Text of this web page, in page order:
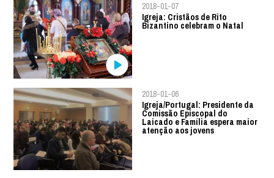
2018-01-07
Igreja: Cristãos de Rito
Bizantino celebram o Natal
2018-01-06
Igreja/Portugal: Presidente da
Comissão Episcopal do
Laicado e Família espera maior
atenção aos jovens